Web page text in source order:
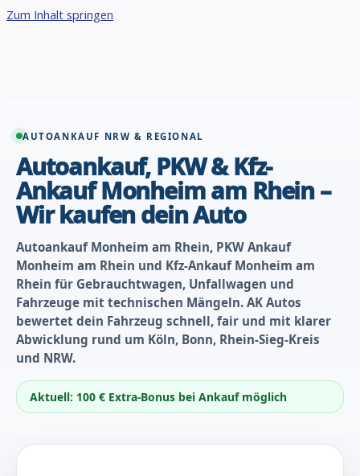
Zum Inhalt springen
AUTOANKAUF NRW & REGIONAL
Autoankauf, PKW & Kfz-
Ankauf Monheim am Rhein –
Wir kaufen dein Auto
Autoankauf Monheim am Rhein, PKW Ankauf
Monheim am Rhein und Kfz-Ankauf Monheim am
Rhein für Gebrauchtwagen, Unfallwagen und
Fahrzeuge mit technischen Mängeln. AK Autos
bewertet dein Fahrzeug schnell, fair und mit klarer
Abwicklung rund um Köln, Bonn, Rhein-Sieg-Kreis
und NRW.
Aktuell: 100 € Extra-Bonus bei Ankauf möglich